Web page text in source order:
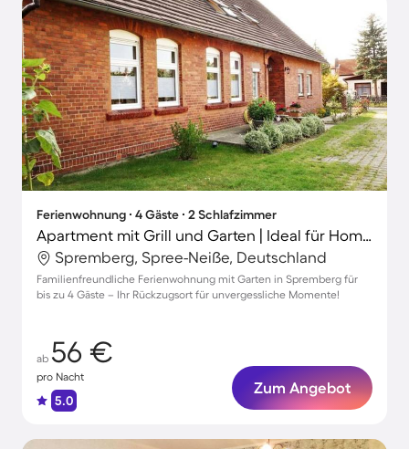
Ferienwohnung ∙ 4 Gäste ∙ 2 Schlafzimmer
Apartment mit Grill und Garten | Ideal für Homeoffice
Spremberg, Spree-Neiße, Deutschland
Familienfreundliche Ferienwohnung mit Garten in Spremberg für
bis zu 4 Gäste – Ihr Rückzugsort für unvergessliche Momente!
ab 56 €
pro Nacht
5.0
Zum Angebot